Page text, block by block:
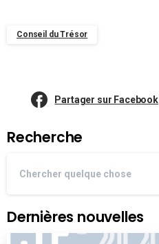
Conseil du Trésor
Partager sur Facebook
Recherche
Dernières nouvelles